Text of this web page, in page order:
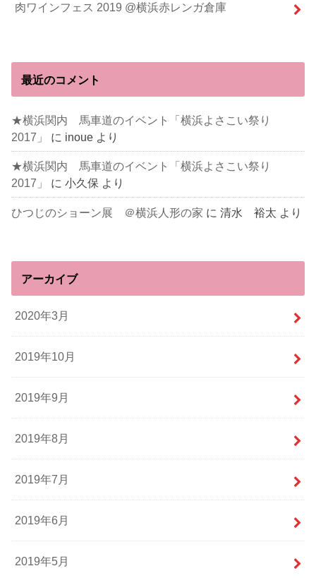
肉ワインフェス 2019 @横浜赤レンガ倉庫
最近のコメント
★横浜関内 馬車道のイベント「横浜よさこい祭り
2017」
に inoue より
★横浜関内 馬車道のイベント「横浜よさこい祭り
2017」
に小久保 より
ひつじのショーン展 ＠横浜人形の家 に清水 裕太 より
アーカイブ
2020年3月
2019年10月
2019年9月
2019年8月
2019年7月
2019年6月
2019年5月